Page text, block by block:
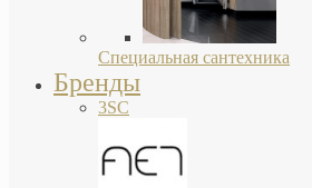
Специальная сантехника
Бренды
3SC